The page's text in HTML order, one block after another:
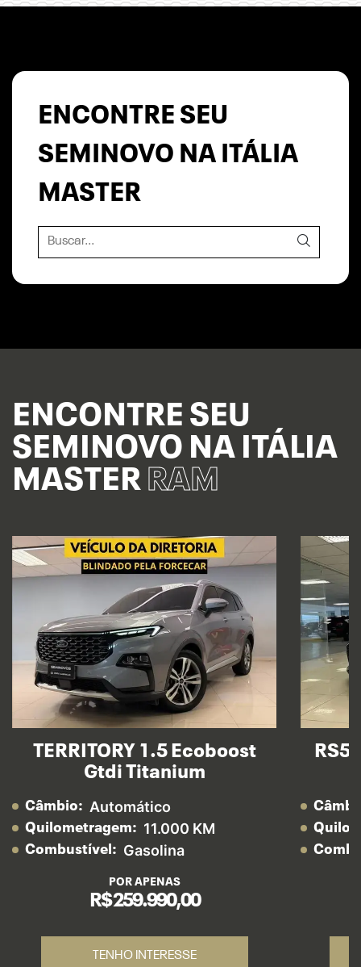
ENCONTRE SEU
SEMINOVO NA ITÁLIA
MASTER
ENCONTRE SEU
SEMINOVO NA ITÁLIA
MASTER RAM
TERRITORY 1.5 Ecoboost
Gtdi Titanium
Câmbio: Automático
Quilometragem: 11.000 KM
Combustível: Gasolina
POR APENAS
R$ 259.990,00
TENHO INTERESSE
RS5